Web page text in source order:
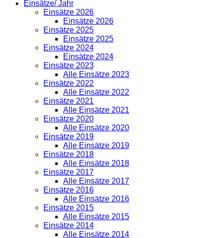
Einsätze/ Jahr
Einsätze 2026
Einsätze 2026
Einsätze 2025
Einsätze 2025
Einsätze 2024
Einsätze 2024
Einsätze 2023
Alle Einsätze 2023
Einsätze 2022
Alle Einsätze 2022
Einsätze 2021
Alle Einsätze 2021
Einsätze 2020
Alle Einsätze 2020
Einsätze 2019
Alle Einsätze 2019
Einsätze 2018
Alle Einsätze 2018
Einsätze 2017
Alle Einsätze 2017
Einsätze 2016
Alle Einsätze 2016
Einsätze 2015
Alle Einsätze 2015
Einsätze 2014
Alle Einsätze 2014